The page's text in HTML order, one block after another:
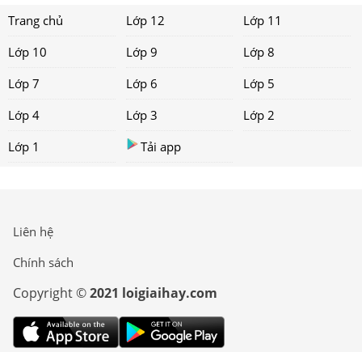
Trang chủ Lớp 12
Lớp 11
Lớp 10
Lớp 9
Lớp 8
Lớp 7
Lớp 6
Lớp 5
Lớp 4
Lớp 3
Lớp 2
Lớp 1
Tải app
Liên hệ
Chính sách
Copyright ©2021 loigiaihay.com